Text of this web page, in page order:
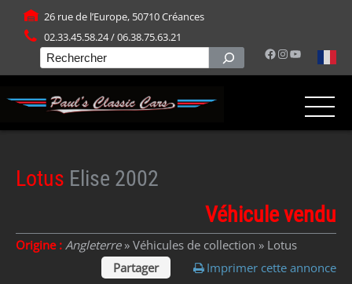
26 rue de l’Europe, 50710 Créances
02.33.45.58.24 / 06.38.75.63.21
Facebook
Instagram
YouTube
Rechercher
Lotus Elise 2002
Véhicule vendu
Origine : Angleterre» Véhicules de collection » Lotus
Partager
Imprimer cette annonce
Panneau de gestion des cookies